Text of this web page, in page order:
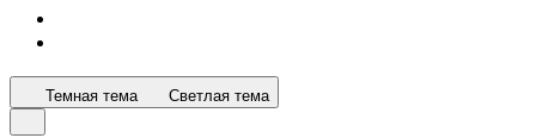
Темная тема Светлая тема